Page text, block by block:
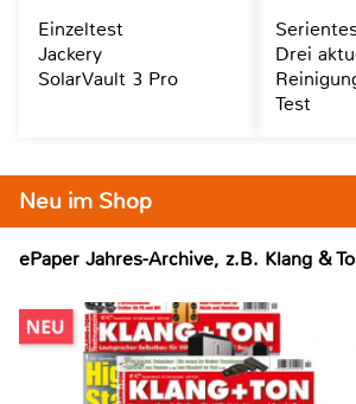
Neu im Shop
ePaper Jahres-Archive, z.B. Klang &
Einzeltest
Jackery
SolarVault 3 Pro
Drei
Test